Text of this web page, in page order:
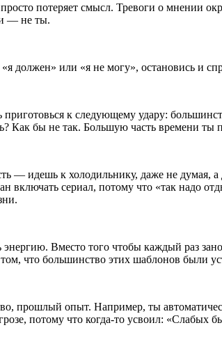
потеряет смысл. Тревоги о мнении
— не ты.
должен» или «я не могу», остановись и
к следующему удару: боль
Как бы не так. Большую часть времени ты
— идешь к холодильнику, даже не думая,
включать сериал, потому что «так надо
энергию. Вместо того чтобы каждый раз
что большинство этих шаблонов были
прошлый опыт. Например, ты
потому что когда-то усвоил: «Слабых